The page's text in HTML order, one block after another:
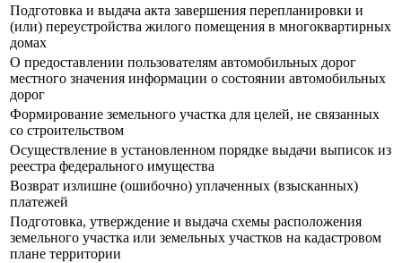
Подготовка и выдача акта завершения перепланировки и
(или) переустройства жилого помещения в многоквартирных
домах
О предоставлении пользователям автомобильных дорог
местного значения информации о состоянии автомобильных
дорог
Формирование земельного участка для целей, не связанных
со строительством
Осуществление в установленном порядке выдачи выписок из
реестра федерального имущества
Возврат излишне (ошибочно) уплаченных (взысканных)
платежей
Подготовка, утверждение и выдача схемы расположения
земельного участка или земельных участков на кадастровом
плане территории